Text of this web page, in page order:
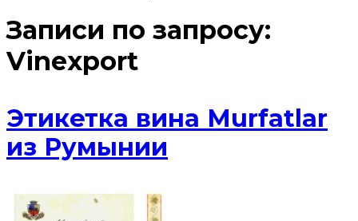
Записи по запросу:
Vinexport
Этикетка вина Murfatlar
из Румынии